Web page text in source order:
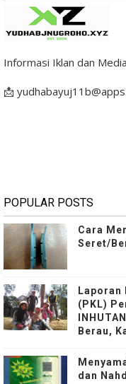
Informasi Iklan dan
📩
POPULAR POSTS
Cara
Seret/
Laporan
(PKL)
Berau,
dan